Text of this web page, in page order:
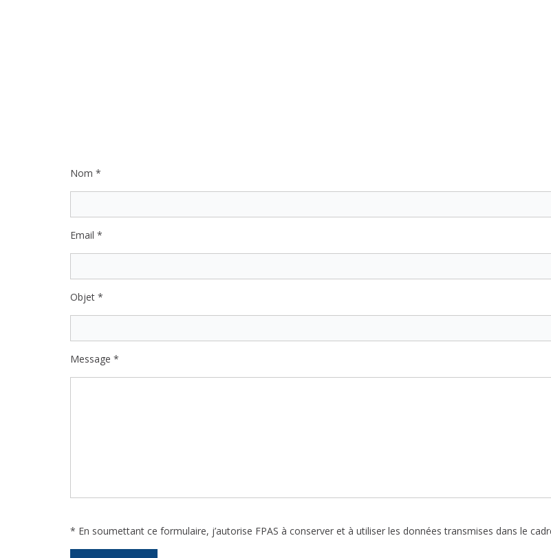
Nom *
Email *
Objet *
Message *
* En soumettant ce formulaire, j’autorise FPAS à conserver et à utiliser les données transmises dans le